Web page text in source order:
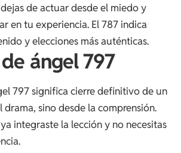
de actuar desde el miedo y
en tu experiencia. El 787 indica
y elecciones más auténticas.
ángel 797
797 significa cierre definitivo de un
drama, sino desde la comprensión.
integraste la lección y no necesitas